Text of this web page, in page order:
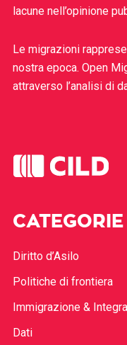
lacune nell’opinione
Le migrazioni
nostra epoca. Open
attraverso l’analisi di
CATEGORIE
Diritto d’Asilo
Politiche di frontiera
Immigrazione &
Dati